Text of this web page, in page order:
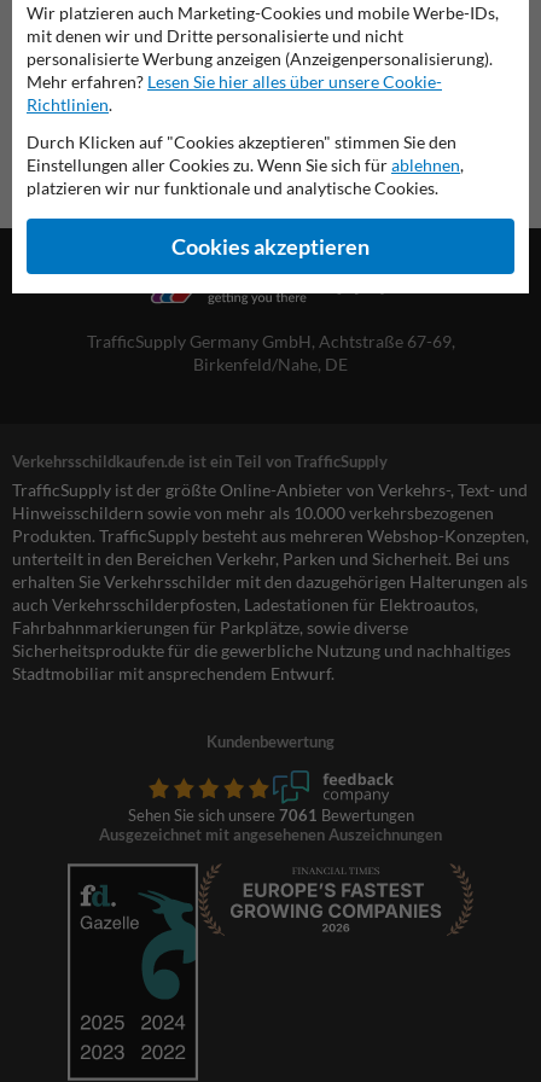
Übersicht der offiziellen Verkehrsschilder
Verkehrsschildkaufen.de
TrafficSupply Germany GmbH, Achtstraße 67-69,
Birkenfeld/Nahe, DE
Verkehrsschildkaufen.de ist ein Teil von TrafficSupply
TrafficSupply ist der größte Online-Anbieter von Verkehrs-, Text- und
Hinweisschildern sowie von mehr als 10.000 verkehrsbezogenen
Produkten. TrafficSupply besteht aus mehreren Webshop-Konzepten,
unterteilt in den Bereichen Verkehr, Parken und Sicherheit. Bei uns
erhalten Sie Verkehrsschilder mit den dazugehörigen Halterungen als
auch Verkehrsschilderpfosten, Ladestationen für Elektroautos,
Fahrbahnmarkierungen für Parkplätze, sowie diverse
Sicherheitsprodukte für die gewerbliche Nutzung und nachhaltiges
Stadtmobiliar mit ansprechendem Entwurf.
Kundenbewertung
Sehen Sie sich unsere 7061 Bewertungen
Ausgezeichnet mit angesehenen Auszeichnungen
Wir platzieren auch Marketing-Cookies und mobile Werbe-IDs,
mit denen wir und Dritte personalisierte und nicht
personalisierte Werbung anzeigen (Anzeigenpersonalisierung).
Mehr erfahren? Lesen Sie hier alles über unsere Cookie-
Richtlinien.
Durch Klicken auf "Cookies akzeptieren" stimmen Sie den
Einstellungen aller Cookies zu. Wenn Sie sich fürablehnen,
platzieren wir nur funktionale und analytische Cookies.
Cookies akzeptieren